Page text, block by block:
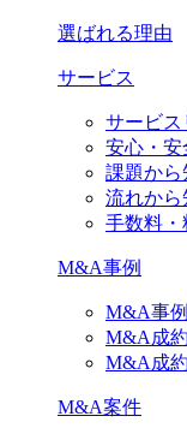
選ばれる理由
サービス
サービス
安心・
課題から
流れから
手数料・
M&A事例
M&A事例
M&A成
M&A成
M&A案件